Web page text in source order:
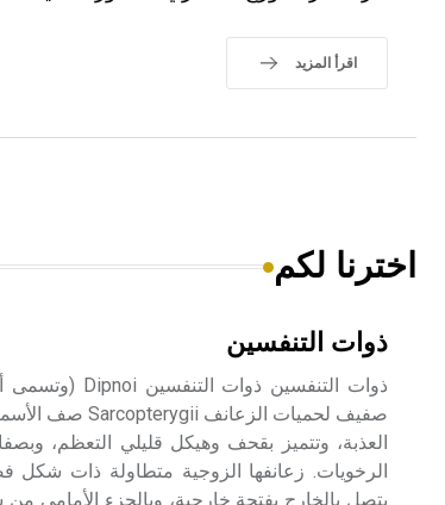
اقرأ المزيد
اخترنا لكم
ذوات التنفسين
العذبة، وتتميز بقحف وهيكل قليلي التعظم،
الرخويات. زعانفها الزوجية متطاولة ذات شكل
يتصل بالخارج بفتحة خارجية، وبالجزء الأمامي